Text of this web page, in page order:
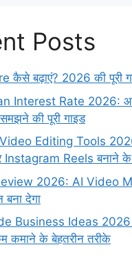
Posts
कैसे बढ़ाएं? 2026 की पूरी
Interest Rate 2026:
की पूरी गाइड
Editing Tools
Reels बनाने के
2026: AI Video
बना देगा
Business Ideas 2026
कमाने के बेहतरीन तरीके